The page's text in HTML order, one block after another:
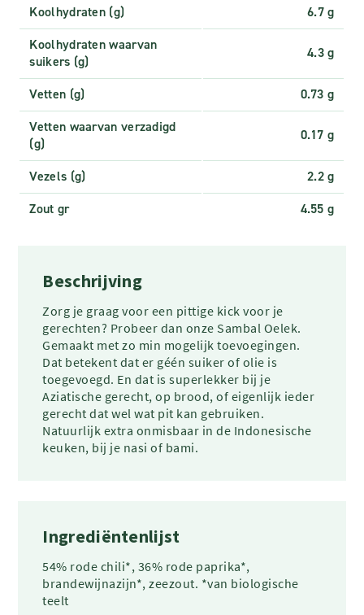
Koolhydraten (g)
6.7 g
Koolhydraten waarvan
suikers (g)
4.3 g
Vetten (g)
0.73 g
Vetten waarvan verzadigd
(g)
0.17 g
Vezels (g)
2.2 g
Zout gr
4.55 g
Beschrijving
Zorg je graag voor een pittige kick voor je
gerechten? Probeer dan onze Sambal Oelek.
Gemaakt met zo min mogelijk toevoegingen.
Dat betekent dat er géén suiker of olie is
toegevoegd. En dat is superlekker bij je
Aziatische gerecht, op brood, of eigenlijk ieder
gerecht dat wel wat pit kan gebruiken.
Natuurlijk extra onmisbaar in de Indonesische
keuken, bij je nasi of bami.
Ingrediëntenlijst
54% rode chili*, 36% rode paprika*,
brandewijnazijn*, zeezout. *van biologische
teelt